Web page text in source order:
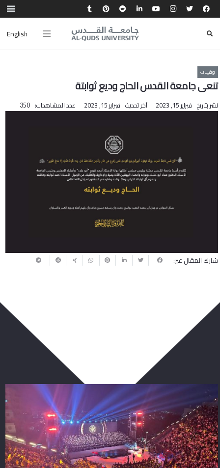
English
وفيـات
تنعى جامعة القدس الحاج وديع ثوابتة
نشر بتاريخ فبراير 15, 2023 آخر تحديث فبراير 15, 2023 عدد المشاهدات: 350
شارك المقال عبر: